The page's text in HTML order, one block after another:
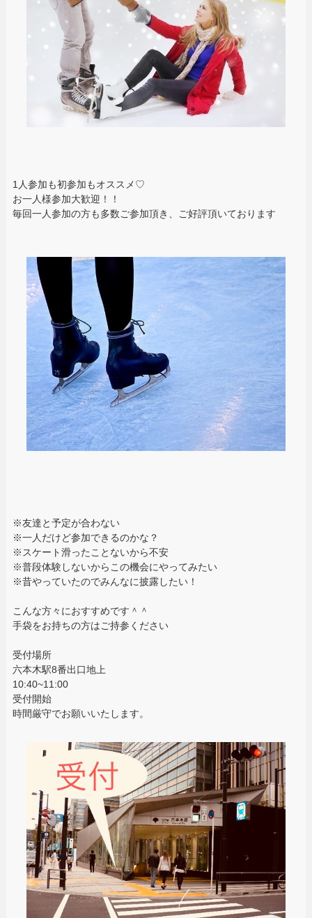
1人参加も初参加もオススメ♡
お一人様参加大歓迎！！
毎回一人参加の方も多数ご参加頂き、ご好評頂いております
※友達と予定が合わない
※一人だけど参加できるのかな？
※スケート滑ったことないから不安
※普段体験しないからこの機会にやってみたい
※昔やっていたのでみんなに披露したい！
こんな方々におすすめです＾＾
手袋をお持ちの方はご持参ください
受付場所
六本木駅8番出口地上
10:40~11:00
受付開始
時間厳守でお願いいたします。